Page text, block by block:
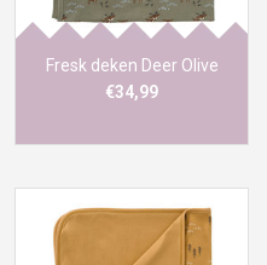
Fresk deken Deer Olive
€34,99